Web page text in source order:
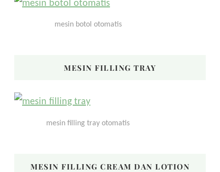
mesin botol otomatis
MESIN FILLING TRAY
mesin filling tray otomatis
MESIN FILLING CREAM DAN LOTION